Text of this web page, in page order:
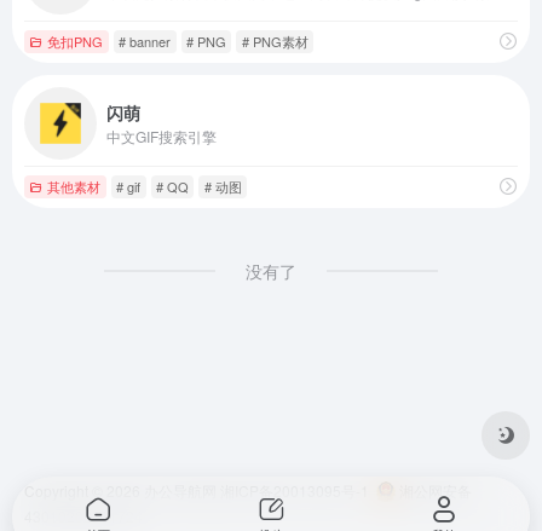
免扣PNG # banner # PNG # PNG素材
闪萌
中文GIF搜索引擎
其他素材 # gif # QQ # 动图
没有了
43010202001724